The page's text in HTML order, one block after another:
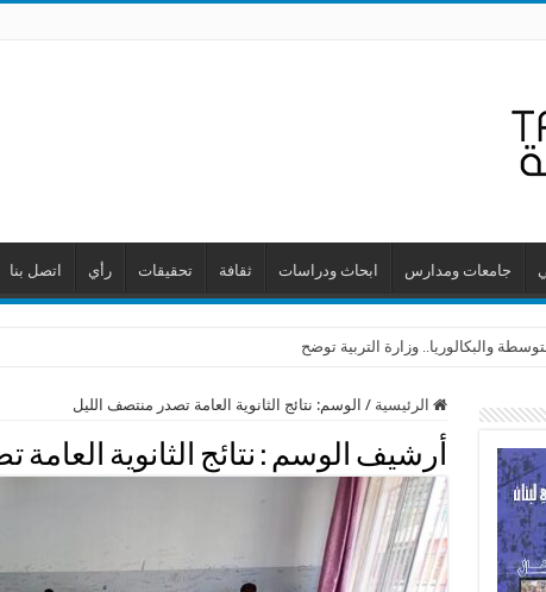
جامعات ومدارس ابحاث ودراسات ثقافة تحقيقات رأي اتصل بنا
والبكالوريا.. وزارة التربية توضح
الرئيسية / الوسم: نتائج الثانوية العامة تصدر منتصف الليل
أرشيف الوسم : نتائج الثانوية